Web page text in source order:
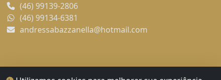
(46) 99139-2806
(46) 99134-6381
andressabazzanella@hotmail.com